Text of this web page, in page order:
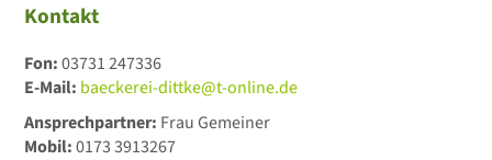
Kontakt
Fon:03731 247336
E-Mail: baeckerei-dittke@t-online.de
Ansprechpartner: Frau Gemeiner
Mobil:0173 3913267